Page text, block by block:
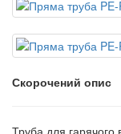
Скорочений опис
Труба для гарячого